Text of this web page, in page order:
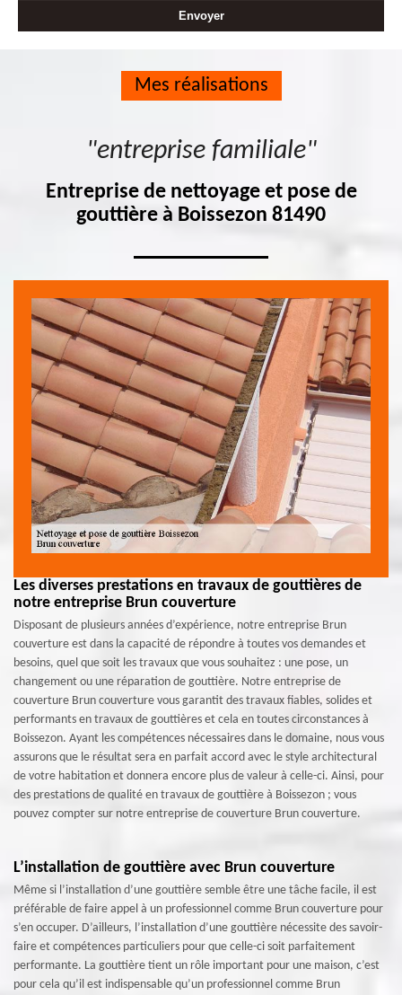
Mes réalisations
"entreprise familiale"
Entreprise de nettoyage et pose de
gouttière à Boissezon 81490
Les diverses prestations en travaux de gouttières de
notre entreprise Brun couverture
Disposant de plusieurs années d’expérience, notre entreprise Brun
couverture est dans la capacité de répondre à toutes vos demandes et
besoins, quel que soit les travaux que vous souhaitez : une pose, un
changement ou une réparation de gouttière. Notre entreprise de
couverture Brun couverture vous garantit des travaux fiables, solides et
performants en travaux de gouttières et cela en toutes circonstances à
Boissezon. Ayant les compétences nécessaires dans le domaine, nous vous
assurons que le résultat sera en parfait accord avec le style architectural
de votre habitation et donnera encore plus de valeur à celle-ci. Ainsi, pour
des prestations de qualité en travaux de gouttière à Boissezon ; vous
pouvez compter sur notre entreprise de couverture Brun couverture.
L’installation de gouttière avec Brun couverture
Même si l’installation d’une gouttière semble être une tâche facile, il est
préférable de faire appel à un professionnel comme Brun couverture pour
s’en occuper. D’ailleurs, l’installation d’une gouttière nécessite des savoir-
faire et compétences particuliers pour que celle-ci soit parfaitement
performante. La gouttière tient un rôle important pour une maison, c’est
pour cela qu’il est indispensable qu’un professionnel comme Brun